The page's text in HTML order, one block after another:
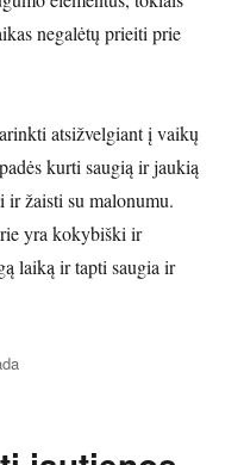
negalėtų prieiti prie
atsižvelgiant į vaikų
kurti saugią ir jaukią
ir žaisti su malonumu.
yra kokybiški ir
laiką ir tapti saugia ir